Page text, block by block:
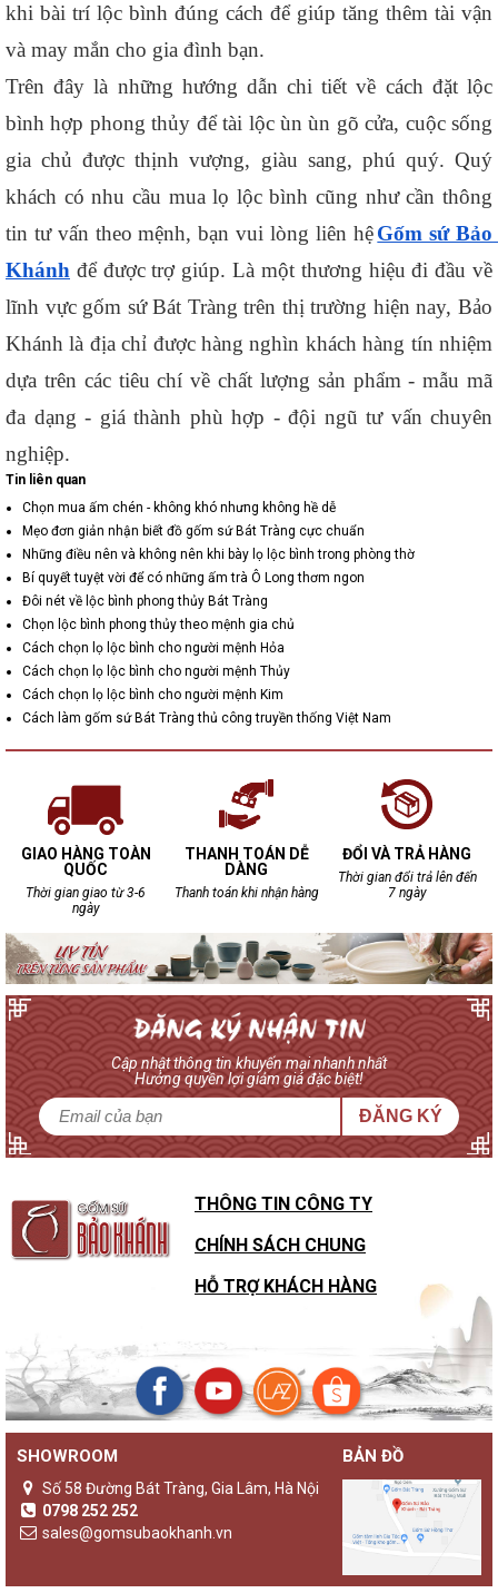
khi bài trí lộc bình đúng cách để giúp tăng thêm tài vận
và may mắn cho gia đình bạn.
Trên đây là những hướng dẫn chi tiết về cách đặt lộc
bình hợp phong thủy để tài lộc ùn ùn gõ cửa, cuộc sống
gia chủ được thịnh vượng, giàu sang, phú quý. Quý
khách có nhu cầu mua lọ lộc bình cũng như cần thông
tin tư vấn theo mệnh, bạn vui lòng liên hệ Gốm sứ Bảo
Khánh để được trợ giúp. Là một thương hiệu đi đầu về
lĩnh vực gốm sứ Bát Tràng trên thị trường hiện nay, Bảo
Khánh là địa chỉ được hàng nghìn khách hàng tín nhiệm
dựa trên các tiêu chí về chất lượng sản phẩm - mẫu mã
đa dạng - giá thành phù hợp - đội ngũ tư vấn chuyên
nghiệp.
Tin liên quan
Chọn mua ấm chén - không khó nhưng không hề dễ
Mẹo đơn giản nhận biết đồ gốm sứ Bát Tràng cực chuẩn
Những điều nên và không nên khi bày lọ lộc bình trong phòng thờ
Bí quyết tuyệt vời để có những ấm trà Ô Long thơm ngon
Đôi nét về lộc bình phong thủy Bát Tràng
Chọn lộc bình phong thủy theo mệnh gia chủ
Cách chọn lọ lộc bình cho người mệnh Hỏa
Cách chọn lọ lộc bình cho người mệnh Thủy
Cách chọn lọ lộc bình cho người mệnh Kim
Cách làm gốm sứ Bát Tràng thủ công truyền thống Việt Nam
GIAO HÀNG TOÀN
QUỐC
Thời gian giao từ 3-6
ngày
THANH TOÁN DỄ
DÀNG
Thanh toán khi nhận hàng
ĐỔI VÀ TRẢ HÀNG
Thời gian đổi trả lên đến
7 ngày
Cập nhật thông tin khuyến mại nhanh nhất
Hưởng quyền lợi giảm giá đặc biệt!
ĐĂNG KÝ
THÔNG TIN CÔNG TY
CHÍNH SÁCH CHUNG
HỖ TRỢ KHÁCH HÀNG
SHOWROOM
Số 58 Đường Bát Tràng, Gia Lâm, Hà Nội
0798 252 252
sales@gomsubaokhanh.vn
BẢN ĐỒ